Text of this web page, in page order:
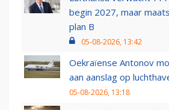
begin 2027, maar
plan B
05-08-2026, 13:42
Oekraïense Antonov
aan aanslag op
05-08-2026, 13:18